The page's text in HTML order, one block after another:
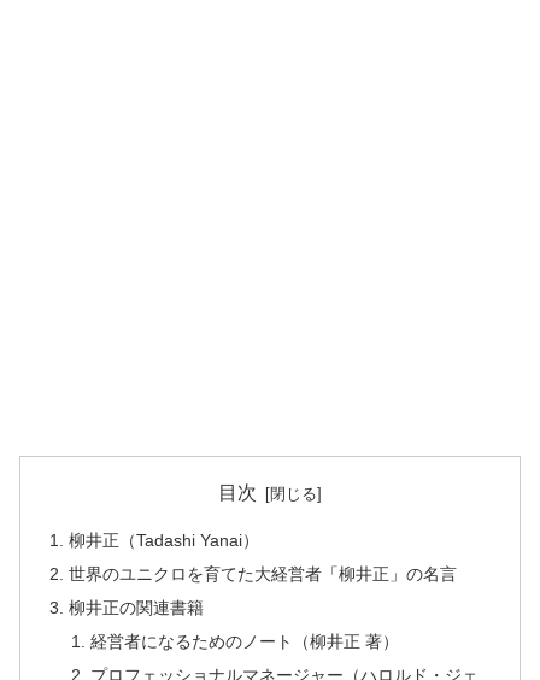
目次
柳井正（Tadashi Yanai）
世界のユニクロを育てた大経営者「柳井正」の名言
柳井正の関連書籍
経営者になるためのノート（柳井正 著）
プロフェッショナルマネージャー（ハロルド・ジェ